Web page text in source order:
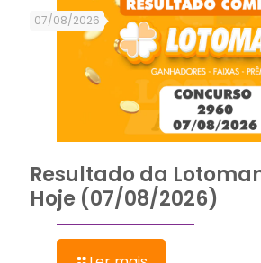
07/08/2026
Resultado da
Hoje (07/08/2026)